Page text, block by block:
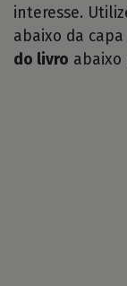
interesse.
abaixo da
do livro abaixo